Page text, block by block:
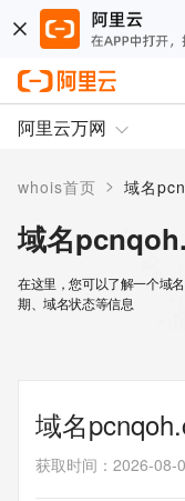
阿里云万网
whois首页 > 域名
域名
在这里，您可以了解一个域
期、域名状态等信息
域名
获取时间 ： 2026-08-